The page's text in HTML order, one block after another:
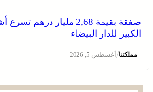
صفقة بقيمة 2,68 مليار
الكبير للدار البيضاء
مملكتنا/أغسطس 5, 2026